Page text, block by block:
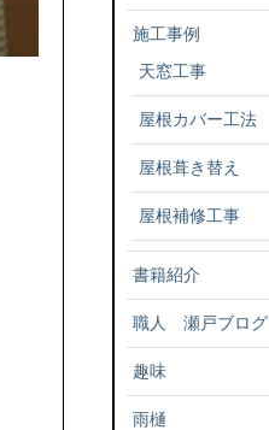
施工事例
天窓工事
屋根カバー工法
屋根葺き替え
屋根補修工事
書籍紹介
職人 瀬戸ブログ
趣味
雨樋